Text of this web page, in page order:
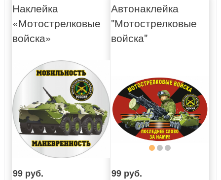
Наклейка
«Мотострелковые
войска»
99 руб.
Автонаклейка
"Мотострелковые
войска"
99 руб.